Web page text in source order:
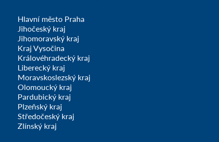
Hlavní město Praha
Jihočeský kraj
Jihomoravský kraj
Kraj Vysočina
Královéhradecký kraj
Liberecký kraj
Moravskoslezský kraj
Olomoucký kraj
Pardubický kraj
Plzeňský kraj
Středočeský kraj
Zlínský kraj